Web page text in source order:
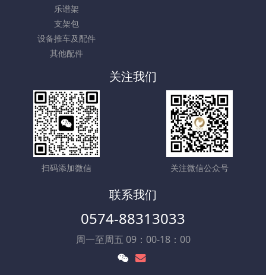
乐谱架
支架包
设备推车及配件
其他配件
关注我们
扫码添加微信 关注微信公众号
联系我们
0574-88313033
周一至周五 09：00-18：00